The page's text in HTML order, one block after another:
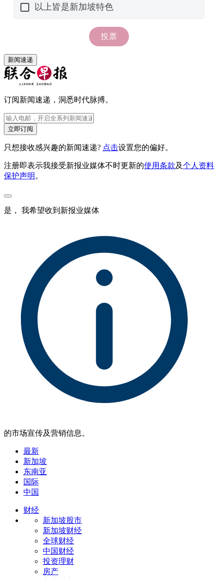
新闻速递
订阅新闻速递，洞悉时代脉搏。
立即订阅
只想接收感兴趣的新闻速递? 点击设置您的偏好。
注册即表示我接受新报业媒体不时更新的使用条款及个人资料
保护声明。
是， 我希望收到新报业媒体
的市场宣传及营销信息。
最新
新加坡
东南亚
国际
中国
财经
新加坡股市
新加坡财经
全球财经
中国财经
投资理财
房产